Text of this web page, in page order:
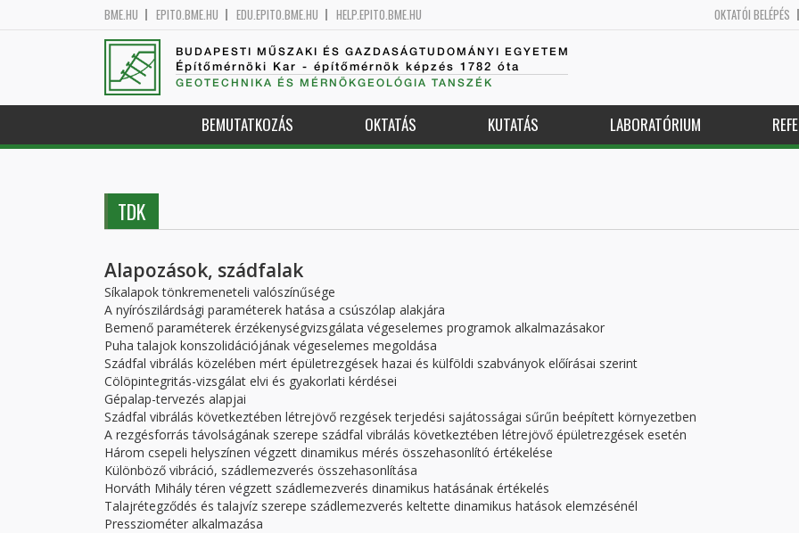
BME.HU EPITO.BME.HU EDU.EPITO.BME.HU HELP.EPITO.BME.HU OKTATÓI BELÉPÉS
BUDAPESTI MŰSZAKI ÉS GAZDASÁGTUDOMÁNYI EGYETEM
Építőmérnöki Kar - építőmérnök képzés 1782 óta
GEOTECHNIKA ÉS MÉRNÖKGEOLÓGIA TANSZÉK
BEMUTATKOZÁS OKTATÁS KUTATÁS LABORATÓRIUM
TDK
Alapozások, szádfalak
Síkalapok tönkremeneteli valószínűsége
A nyírószilárdsági paraméterek hatása a csúszólap alakjára
Bemenő paraméterek érzékenységvizsgálata végeselemes programok alkalmazásakor
Puha talajok konszolidációjának végeselemes megoldása
Szádfal vibrálás közelében mért épületrezgések hazai és külföldi szabványok előírásai szerint
Cölöpintegritás-vizsgálat elvi és gyakorlati kérdései
Gépalap-tervezés alapjai
Szádfal vibrálás következtében létrejövő rezgések terjedési sajátosságai sűrűn beépített környezetben
A rezgésforrás távolságának szerepe szádfal vibrálás következtében létrejövő épületrezgések esetén
Három csepeli helyszínen végzett dinamikus mérés összehasonlító értékelése
Különböző vibráció, szádlemezverés összehasonlítása
Horváth Mihály téren végzett szádlemezverés dinamikus hatásának értékelés
Talajrétegződés és talajvíz szerepe szádlemezverés keltette dinamikus hatások elemzésénél
Pressziométer alkalmazása